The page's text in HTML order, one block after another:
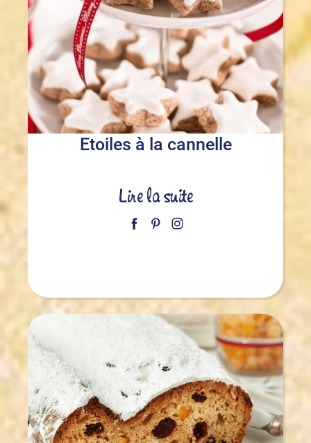
Etoiles à la cannelle
Lire la suite